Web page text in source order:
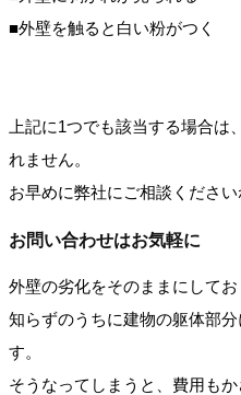
■外壁を触ると白い粉がつく
上記に1つでも該当する場合
れません。
お早めに弊社にご相談ください
お問い合わせはお気軽に
外壁の劣化をそのままにして
知らずのうちに建物の躯体部
す。
そうなってしまうと、費用もか